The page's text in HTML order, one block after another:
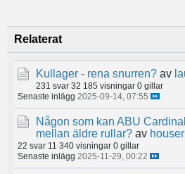
Relaterat
Kullager - rena snurren? av
231 svar 32 185 visningar 0 gillar
Senaste inlägg 2025-09-14, 07:55
Någon som kan ABU
mellan äldre rullar? av houser
22 svar 11 340 visningar 0 gillar
Senaste inlägg 2025-11-29, 00:22